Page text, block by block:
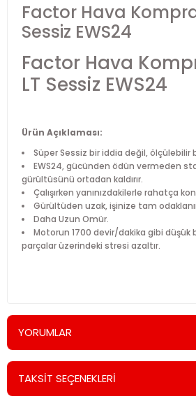
Factor Hava
Sessiz EWS24
Factor Hava
LT Sessiz EWS24
Ürün Açıklaması:
Süper Sessiz bir iddia değil, ölçülebilir
EWS24, gücünden ödün vermeden
gürültüsünü ortadan kaldırır.
Çalışırken yanınızdakilerle rahatça
Gürültüden uzak, işinize tam
Daha Uzun Omür.
Motorun 1700 devir/dakika gibi düşük
parçalar üzerindeki stresi azaltır.
YORUMLAR
Bu ürüne ilk yorumu siz
TAKSİT SEÇENEKLERİ